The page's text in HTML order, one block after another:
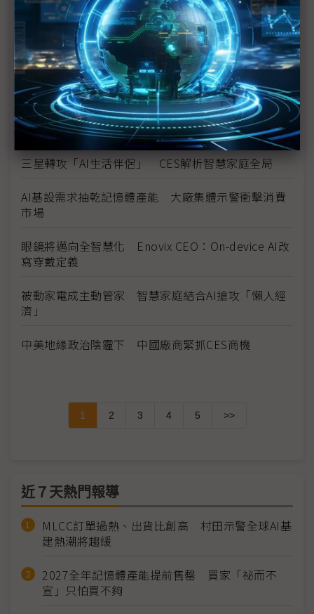
惠普傳擬長鑫存儲入供應鏈 DDR5 24Gb扮AI時代黃
金容量？
（獨家）模組化能解SDV物理緊箍咒？ 車用供應鏈
直指「傳輸頻寬」成致命瓶頸
LG全球首發CLOiD家庭機器人 是步入三星Ballie後
塵還是成為創舉？
三星轉攻「AI生活伴侶」 CES解析智慧家庭全局
AI基設需求抽乾記憶體產能 大廠集體示警衝擊消費
市場
眼鏡將邁向全智慧化 Enovix CEO：On-device AI改
寫穿戴定義
被動家電成主動管家 智慧家庭結合AI搶攻「懶人經
濟」
中美地緣政治陰霾下 中國廠商緊抓CES商機
1 2 3 4 5 >>
近７天熱門報導
MLCC訂單過熱、出貨比創高 村田示警全球AI基
建熱潮將趨緩
2027全年記憶體產能提前售罄 買家「祕而不
宣」只怕買不夠